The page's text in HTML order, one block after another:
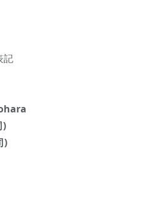
記
)
)